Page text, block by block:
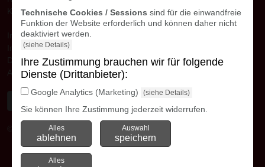
Kontakt
Interne Downloads
Impressum
Datenschutzerklärung
AGB
© avanti GmbH Kontakte Niederlassungen
Technische Cookies / Sessions sind für die einwandfreie
Funktion der Website erforderlich und können daher nicht
deaktiviert werden.
(siehe Details)
Ihre Zustimmung brauchen wir für folgende
Dienste (Drittanbieter):
Google Analytics (Marketing) (siehe Details)
Sie können Ihre Zustimmung jederzeit widerrufen.
Alles
ablehnen
Auswahl
speichern
Alles